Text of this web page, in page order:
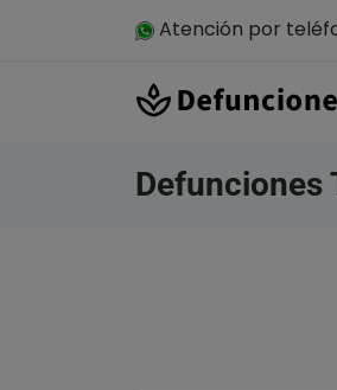
Atención por
Defunciones